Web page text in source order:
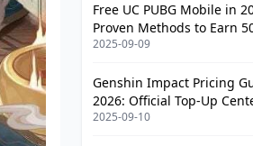
Free UC PUBG Mobile in
Proven Methods to Earn
UC (V4.3 & RPA18 Updates)
2025-09-09
Genshin Impact Pricing
2026: Official Top-Up
Platform Differences, and
2025-09-10